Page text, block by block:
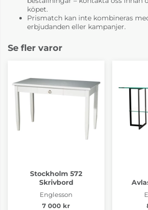
köpet.
Prismatch kan inte kombineras
erbjudanden eller kampanjer.
Se fler varor
Stockholm 572
Skrivbord
Englesson
7 000 kr